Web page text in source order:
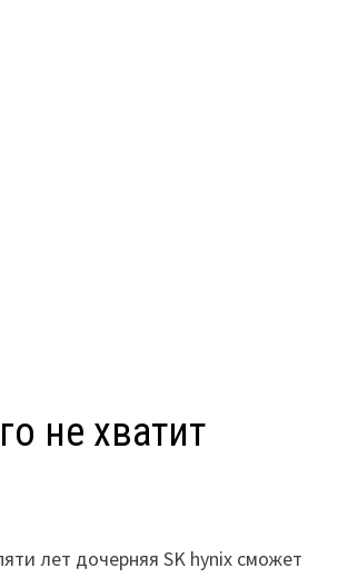
не хватит
лет дочерняя SK hynix сможет